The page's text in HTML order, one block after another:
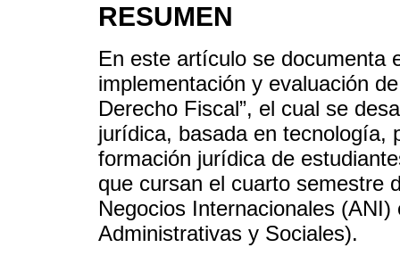
RESUMEN
En este artículo se documenta
implementación y evaluación de
Derecho Fiscal”, el cual se
jurídica, basada en tecnología,
formación jurídica de
que cursan el cuarto semestre
Negocios Internacionales
Administrativas y Sociales).